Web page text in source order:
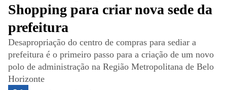
Shopping para criar nova sede da
prefeitura
Desapropriação do centro de compras para sediar a
prefeitura é o primeiro passo para a criação de um novo
polo de administração na Região Metropolitana de Belo
Horizonte